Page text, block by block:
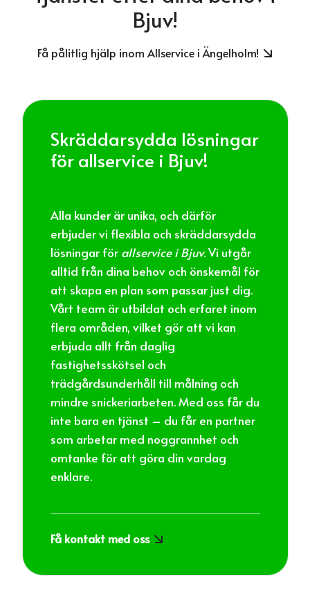
Bjuv!
Få pålitlig hjälp inom Allservice i Ängelholm!
Skräddarsydda lösningar
för allservice i Bjuv!
Alla kunder är unika, och därför
erbjuder vi flexibla och skräddarsydda
lösningar för allservice i Bjuv. Vi utgår
alltid från dina behov och önskemål för
att skapa en plan som passar just dig.
Vårt team är utbildat och erfaret inom
flera områden, vilket gör att vi kan
erbjuda allt från daglig
fastighetsskötsel och
trädgårdsunderhåll till målning och
mindre snickeriarbeten. Med oss får du
inte bara en tjänst – du får en partner
som arbetar med noggrannhet och
omtanke för att göra din vardag
enklare.
Få kontakt med oss